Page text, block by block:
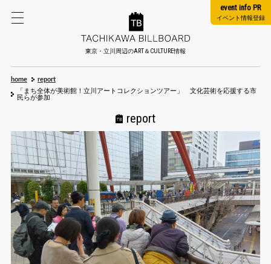
東京・立川周辺のART＆CULTURE情報
event info PR
イベント情報登録
home
report
「まち全体が美術館！立川アートコレクションツアー」 文化芸術を応援する市
民らが参加
report